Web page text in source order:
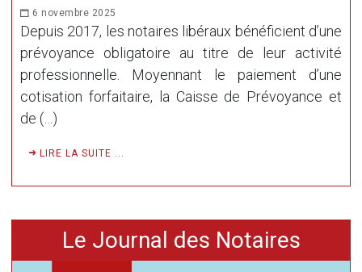
6 novembre 2025
Depuis 2017, les notaires libéraux bénéficient d’une
prévoyance obligatoire au titre de leur activité
professionnelle. Moyennant le paiement d’une
cotisation forfaitaire, la Caisse de Prévoyance et
de (…)
LIRE LA SUITE ...
Le Journal des Notaires